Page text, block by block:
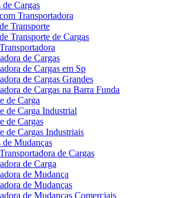
de Cargas
Transportadora
Transporte
Transporte de Cargas
de Cargas
de Cargas em Sp
de Cargas Grandes
de Cargas na Barra Funda
de Carga
de Carga Industrial
de Cargas
de Cargas Industriais
de Mudanças
de Cargas
de Carga
de Mudança
de Mudanças
de Mudanças Comerciais